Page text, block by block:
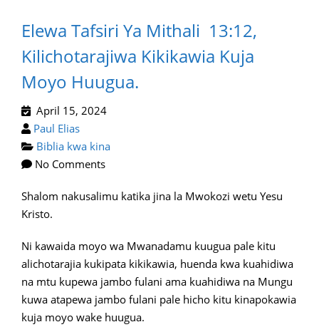
Elewa Tafsiri Ya Mithali 13:12,
Kilichotarajiwa Kikikawia Kuja
Moyo Huugua.
April 15, 2024
Paul Elias
Biblia kwa kina
No Comments
Shalom nakusalimu katika jina la Mwokozi wetu Yesu
Kristo.
Ni kawaida moyo wa Mwanadamu kuugua pale kitu
alichotarajia kukipata kikikawia, huenda kwa kuahidiwa
na mtu kupewa jambo fulani ama kuahidiwa na Mungu
kuwa atapewa jambo fulani pale hicho kitu kinapokawia
kuja moyo wake huugua.